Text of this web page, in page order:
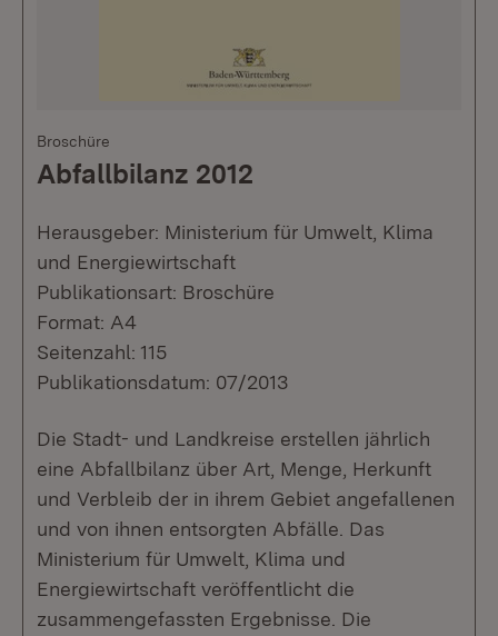
Broschüre
Abfallbilanz 2012
Herausgeber: Ministerium für Umwelt, Klima
und Energiewirtschaft
Publikationsart: Broschüre
Format: A4
Seitenzahl: 115
Publikationsdatum: 07/2013
Die Stadt- und Landkreise erstellen jährlich
eine Abfallbilanz über Art, Menge, Herkunft
und Verbleib der in ihrem Gebiet angefallenen
und von ihnen entsorgten Abfälle. Das
Ministerium für Umwelt, Klima und
Energiewirtschaft veröffentlicht die
zusammengefassten Ergebnisse. Die